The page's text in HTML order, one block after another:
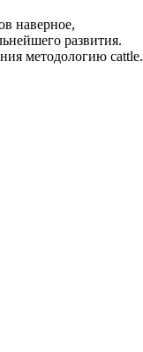
наверное,
развития.
методологию cattle.